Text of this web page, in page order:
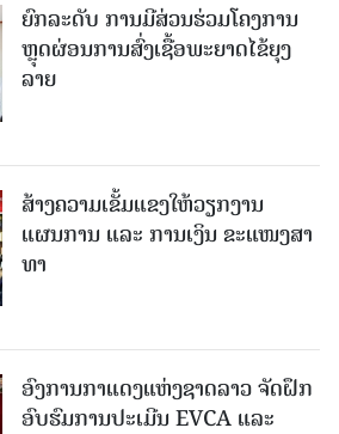
ຍົກລະດັບ ການມີສ່ວນຮ່ວມໂຄງການ
ຫຼຸດຜ່ອນການສົ່ງເຊື້ອພະຍາດໄຂ້ຍຸງ
ລາຍ
ສ້າງຄວາມເຂັ້ມແຂງໃຫ້ວຽກງານ
ແຜນການ ແລະ ການເງິນ ຂະແໜງສາ
ທາ
ອົງການກາແດງແຫ່ງຊາດລາວ ຈັດຝຶກ
ອົບຮົມການປະເມີນ EVCA ແລະ